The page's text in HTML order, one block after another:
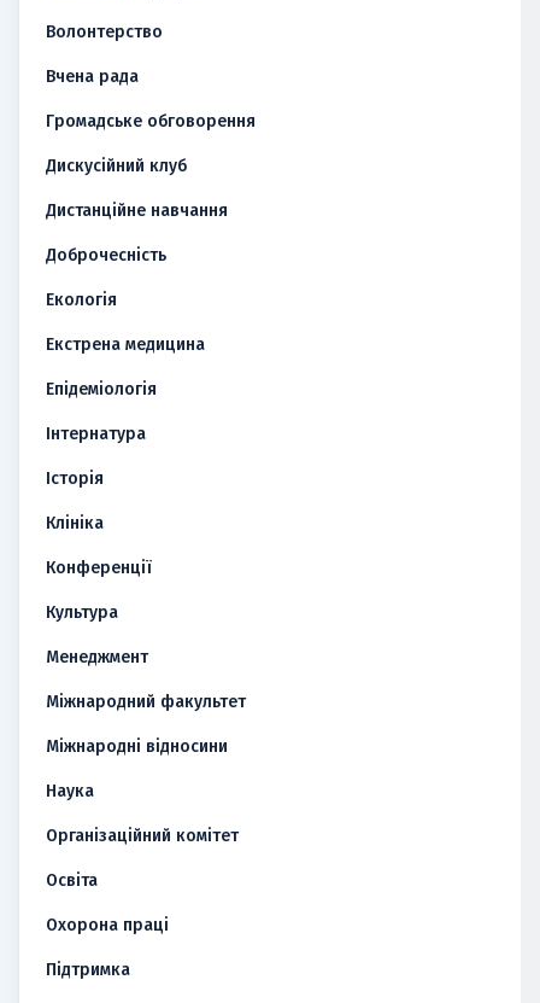
Волонтерство
Вчена рада
Громадське обговорення
Дискусійний клуб
Дистанційне навчання
Доброчесність
Екологія
Екстрена медицина
Епідеміологія
Інтернатура
Історія
Клініка
Конференції
Культура
Менеджмент
Міжнародний факультет
Міжнародні відносини
Наука
Організаційний комітет
Освіта
Охорона праці
Підтримка